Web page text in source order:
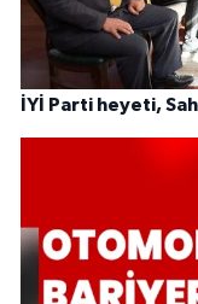
İYİ Parti heyeti,